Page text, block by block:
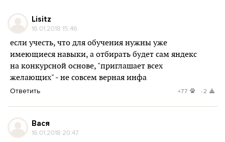
Lisitz
16.01.2018 15:46
если учесть, что для обучения нужны уже
имеющиеся навыки, а отбирать будет сам яндекс
на конкурсной основе, "приглашает всех
желающих" - не совсем верная инфа
Ответить +77 -2
Вася
16.01.2018 20:47